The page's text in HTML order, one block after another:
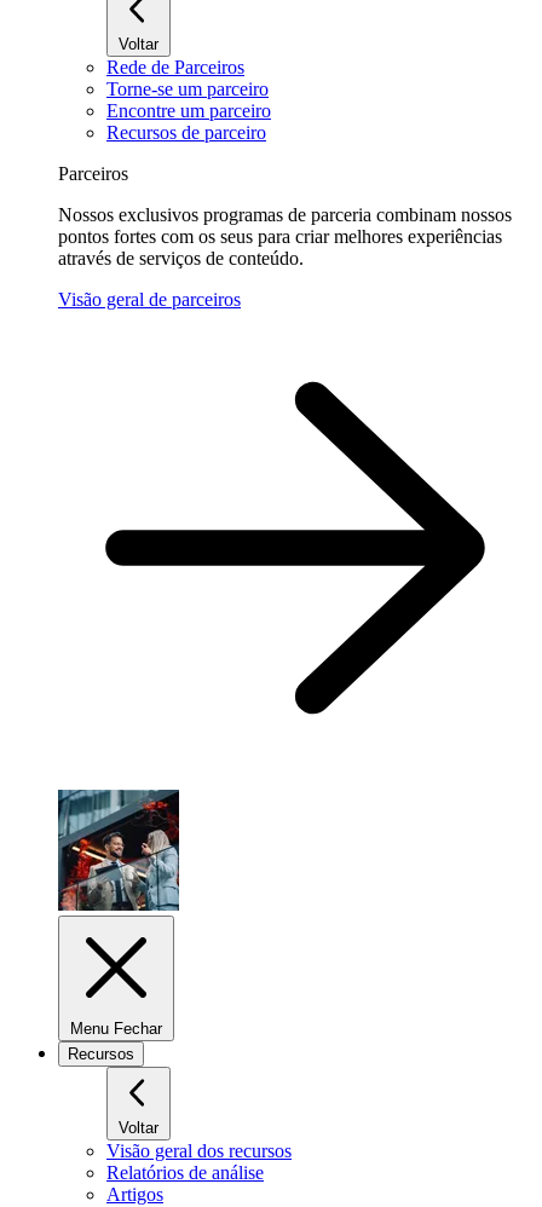
Voltar
Rede de Parceiros
Torne-se um parceiro
Encontre um parceiro
Recursos de parceiro
Parceiros
Nossos exclusivos programas de parceria combinam nossos
pontos fortes com os seus para criar melhores experiências
através de serviços de conteúdo.
Visão geral de parceiros
Menu Fechar
Recursos
Voltar
Visão geral dos recursos
Relatórios de análise
Artigos